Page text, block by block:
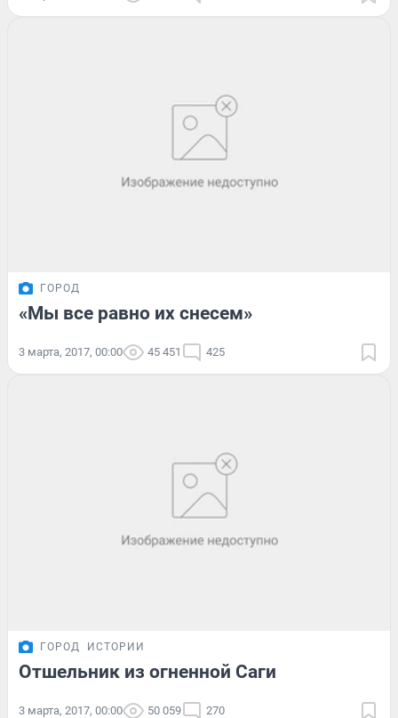
ГОРОД
«Мы все равно их снесем»
3 марта, 2017, 00:00 45 451 425
ГОРОД ИСТОРИИ
Отшельник из огненной Саги
3 марта, 2017, 00:00 50 059 270